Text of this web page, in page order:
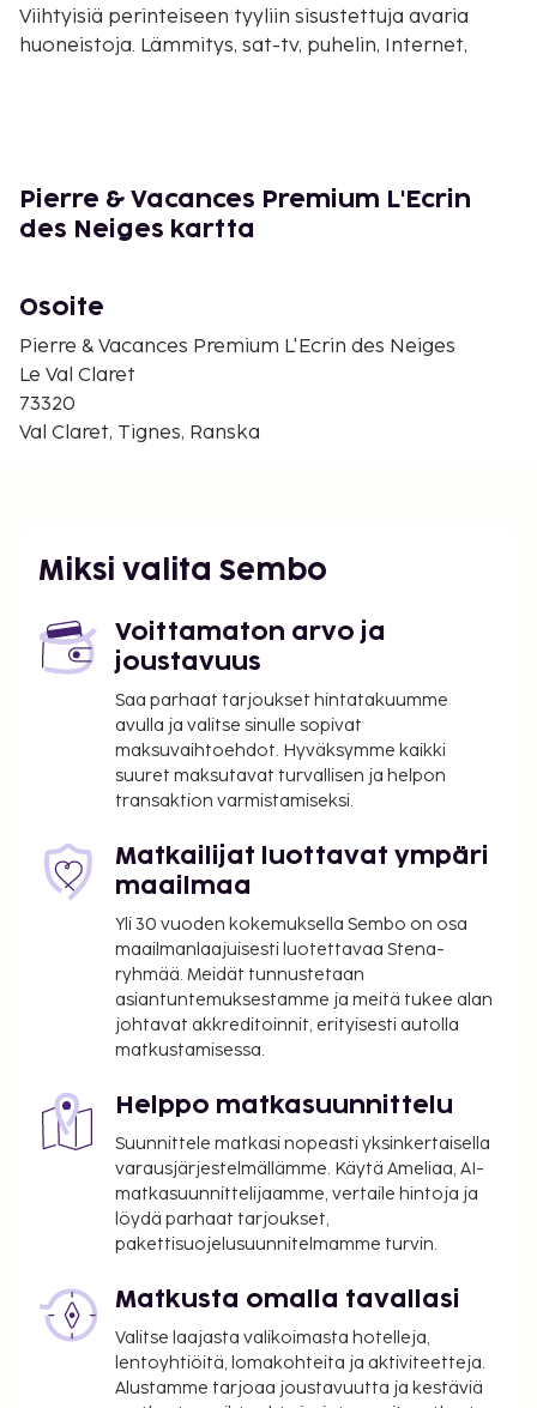
Viihtyisiä perinteiseen tyyliin sisustettuja avaria
huoneistoja. Lämmitys, sat-tv, puhelin, Internet,
Vastaanotto, Wi-Fi, paikoitus (maksullinen),
Lisävalinta
Vauvasetti (sänky, lakana, hoitopöytä, syöttötuoli,
pienet kärryt lapsille 2 ikävuoteen asti), varattavissa
Muuta
päällä. Vakuusmaksu € 300.
Varaa ajoissa -alennus
Kun varaat ennen 4.11.2014, saat 10-20% alennusta
tietyistä huoneistoista.
Saapuminen
huoneenluovutusaika: 10:00.
Pierre & Vacances Premium L'Ecrin
des Neiges kartta
Osoite
Pierre & Vacances Premium L'Ecrin des Neiges
Le Val Claret
73320
Val Claret, Tignes, Ranska
Miksi valita Sembo
Voittamaton arvo ja
joustavuus
Saa parhaat tarjoukset hintatakuumme
avulla ja valitse sinulle sopivat
maksuvaihtoehdot. Hyväksymme kaikki
suuret maksutavat turvallisen ja helpon
transaktion varmistamiseksi.
Matkailijat luottavat ympäri
maailmaa
Yli 30 vuoden kokemuksella Sembo on osa
maailmanlaajuisesti luotettavaa Stena-
ryhmää. Meidät tunnustetaan
asiantuntemuksestamme ja meitä tukee alan
johtavat akkreditoinnit, erityisesti autolla
matkustamisessa.
Helppo matkasuunnittelu
Suunnittele matkasi nopeasti yksinkertaisella
varausjärjestelmällämme. Käytä Ameliaa, AI-
matkasuunnittelijaamme, vertaile hintoja ja
löydä parhaat tarjoukset,
pakettisuojelusuunnitelmamme turvin.
Matkusta omalla tavallasi
Valitse laajasta valikoimasta hotelleja,
lentoyhtiöitä, lomakohteita ja aktiviteetteja.
Alustamme tarjoaa joustavuutta ja kestäviä